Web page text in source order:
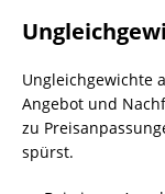
Ungleichgewichte
Angebot und
zu
spürst.